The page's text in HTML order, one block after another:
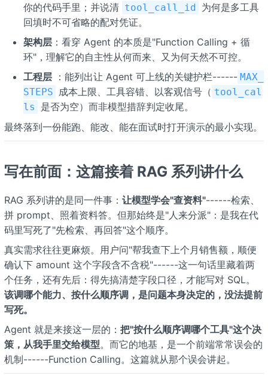
你的代码手里；并说清 tool_call_id 为何是多工具
回填时不可省略的配对凭证。
架构层：看穿 Agent 的本质是"Function Calling + 循
环"，理解它的自主性从何而来、又为何天然不可控。
工程层：能列出让 Agent 可上线的关键护栏------ MAX_
STEPS
成本上限、工具容错、以客观信号（ tool_cal
ls
是否为空）而非模型措辞判定收尾。
最终落到一份能跑、能改、能在面试时打开演示的最小实现。
写在前面：这篇接着 RAG 系列讲什么
RAG 系列讲的是同一件事： 让模型学会"查资料"------检索、
拼 prompt、照着资料答。但那始终是"人来分派"：是我在代
码里写死了"先检索、再回答"这个顺序。
真实需求往往更麻烦。用户问"帮我查下上个月销售额，顺便
确认下 amount 这个字段含不含税"------这一句话里藏着两
个任务，还有先后：得先搞清楚字段口径，才能写对 SQL。
该调哪个能力、按什么顺序调，是问题本身决定的，没法提前
写死。
Agent 就是来接这一层的： 把"按什么顺序调哪个工具"这个决
策，从我手里交给模型。而它的地基，是一个前端常常误会的
机制------Function Calling。这篇就从那个误会讲起。